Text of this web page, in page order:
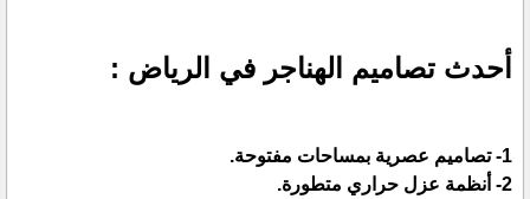
أحدث تصاميم الهناجر في الرياض :
1- تصاميم عصرية بمساحات مفتوحة.
2- أنظمة عزل حراري متطورة.